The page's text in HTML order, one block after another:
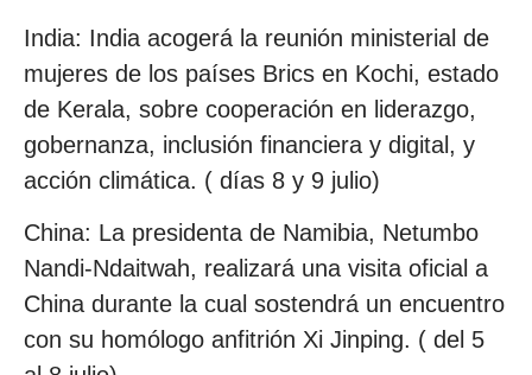
India: India acogerá la reunión ministerial de
mujeres de los países Brics en Kochi, estado
de Kerala, sobre cooperación en liderazgo,
gobernanza, inclusión financiera y digital, y
acción climática. ( días 8 y 9 julio)
China: La presidenta de Namibia, Netumbo
Nandi-Ndaitwah, realizará una visita oficial a
China durante la cual sostendrá un encuentro
con su homólogo anfitrión Xi Jinping. ( del 5